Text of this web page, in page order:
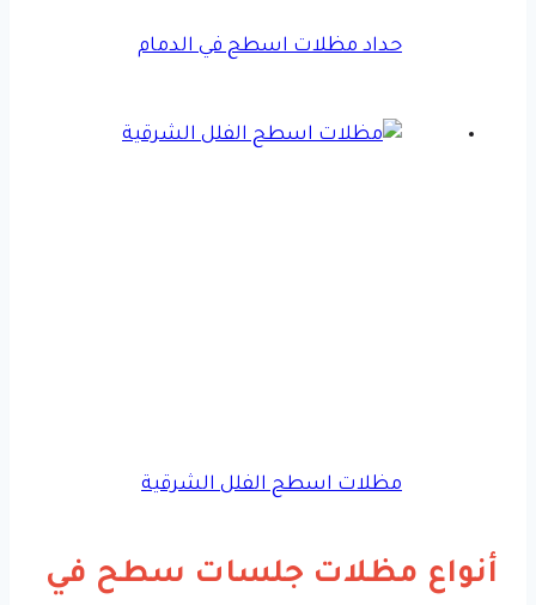
حداد مظلات اسطح في الدمام
مظلات اسطح الفلل الشرقية
أنواع مظلات جلسات سطح في